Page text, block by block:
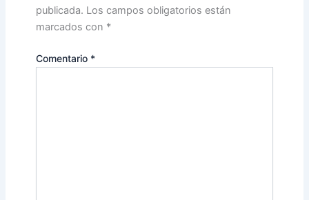
publicada. Los campos obligatorios están
marcados con *
Comentario *